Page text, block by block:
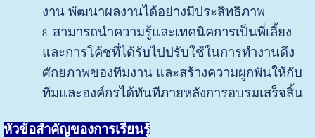
งาน พัฒนาผลงานได้อย่างมีประสิทธิภาพ
สามารถนำความรู้และเทคนิคการเป็นพี่เลี้ยง
และการโค้ชที่ได้รับไปปรับใช้ในการทำงานดึง
ศักยภาพของทีมงาน และสร้างความผูกพันให้กับ
ทีมและองค์กรได้ทันทีภายหลังการอบรมเสร็จสิ้น
หัวข้อสำคัญของการเรียนรู้